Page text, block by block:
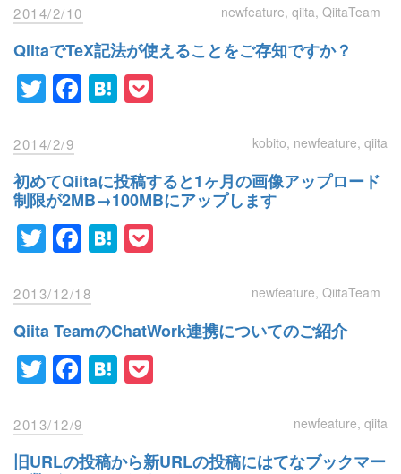
2014/2/10 newfeature qiita QiitaTeam
QiitaでTeX記法が使えることをご存知ですか？
Twitter
Facebook
Hatena
2014/2/9 kobito newfeature qiita
初めてQiitaに投稿すると1ヶ月の画像アップロード
制限が2MB→100MBにアップします
Twitter
Facebook
Hatena
2013/12/18 newfeature QiitaTeam
Qiita TeamのChatWork連携についてのご紹介
Twitter
Facebook
Hatena
2013/12/9 newfeature qiita
旧URLの投稿から新URLの投稿にはてなブックマー